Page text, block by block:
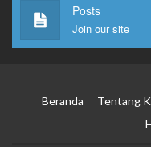
Posts
Join our site
Beranda Tentang